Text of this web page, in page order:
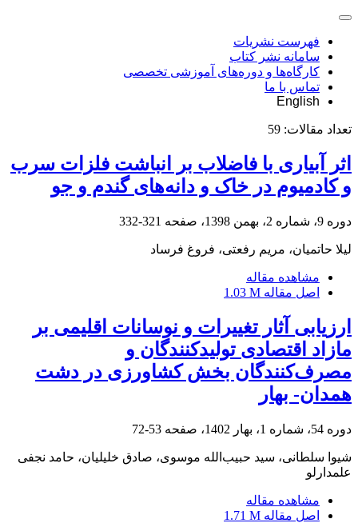
فهرست نشریات
سامانه نشر کتاب
کارگاه‌ها و دوره‌های آموزشی تخصصی
تماس با ما
English
تعداد مقالات: 59
اثر آبیاری با فاضلاب بر انباشت فلزات سرب
و کادمیوم در خاک و دانه‌های گندم و جو
دوره 9، شماره 2، بهمن 1398، صفحه 321-332
لیلا حاتمیان، مریم رفعتی، فروغ فرساد
مشاهده مقاله
اصل مقاله 1.03 M
ارزیابی آثار تغییرات و نوسانات اقلیمی بر
مازاد اقتصادی تولید‌کنندگان و
مصرف‌کنندگان بخش کشاورزی در دشت
همدان- بهار
دوره 54، شماره 1، بهار 1402، صفحه 53-72
شیوا سلطانی، سید حبیب‌الله موسوی، صادق خلیلیان، حامد نجفی
علمدارلو
مشاهده مقاله
اصل مقاله 1.71 M